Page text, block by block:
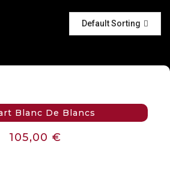
Default Sorting
Blanc De Blancs
105,00€